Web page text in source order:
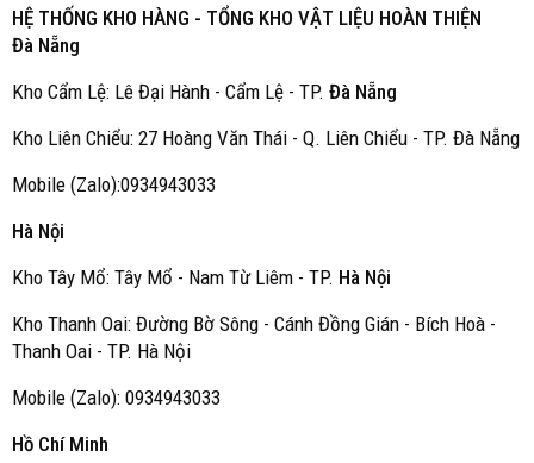
HỆ THỐNG KHO HÀNG - TỔNG KHO VẬT LIỆU HOÀN THIỆN
Đà Nẵng
Kho Cẩm Lệ: Lê Đại Hành - Cẩm Lệ - TP. Đà Nẵng
Kho Liên Chiểu: 27 Hoàng Văn Thái - Q. Liên Chiểu - TP. Đà Nẵng
Mobile (Zalo):0934943033
Hà Nội
Kho Tây Mổ: Tây Mổ - Nam Từ Liêm - TP. Hà Nội
Kho Thanh Oai: Đường Bờ Sông - Cánh Đồng Gián - Bích Hoà -
Thanh Oai - TP. Hà Nội
Mobile (Zalo): 0934943033
Hồ Chí Minh